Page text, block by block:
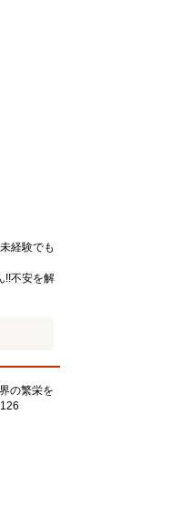
経験でも
!!不安を解
の繁栄を